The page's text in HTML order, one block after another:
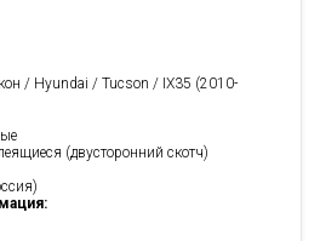
/ Hyundai / Tucson / IX35 (2010-
(двусторонний скотч)